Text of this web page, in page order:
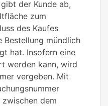
der Kunde ab,
zum
des Kaufes
mündlich
hat. Insofern eine
werden kann, wird
vergeben. Mit
dem